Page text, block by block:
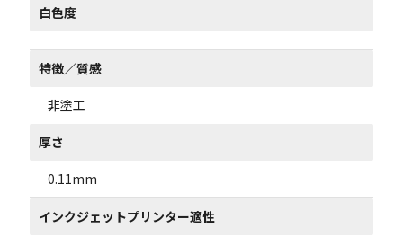
白色度
特徴／質感
非塗工
厚さ
0.11mm
インクジェットプリンター適性